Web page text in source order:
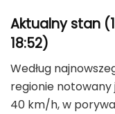
Aktualny stan
18:52)
Według
regionie
40 km/h, w